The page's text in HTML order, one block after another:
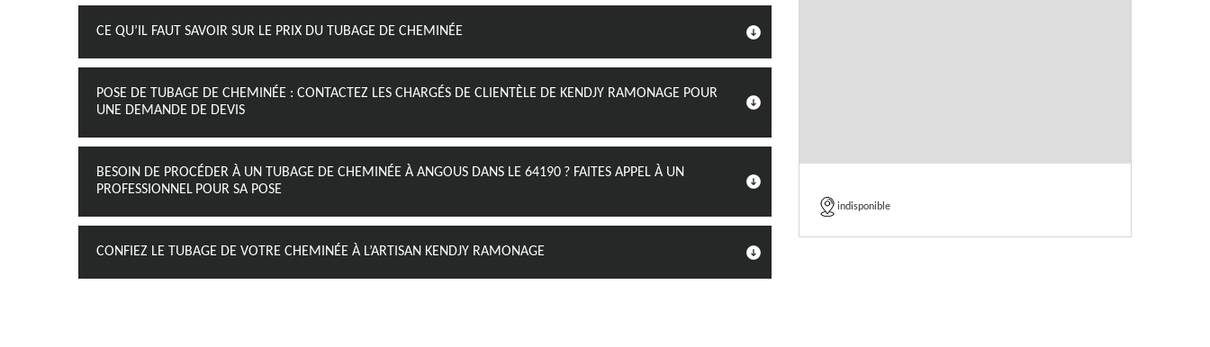
CE QU’IL FAUT SAVOIR SUR LE PRIX DU TUBAGE DE CHEMINÉE
POSE DE TUBAGE DE CHEMINÉE : CONTACTEZ LES CHARGÉS DE CLIENTÈLE DE KENDJY RAMONAGE POUR
UNE DEMANDE DE DEVIS
BESOIN DE PROCÉDER À UN TUBAGE DE CHEMINÉE À ANGOUS DANS LE 64190 ? FAITES APPEL À UN
PROFESSIONNEL POUR SA POSE
CONFIEZ LE TUBAGE DE VOTRE CHEMINÉE À L’ARTISAN KENDJY RAMONAGE
indisponible